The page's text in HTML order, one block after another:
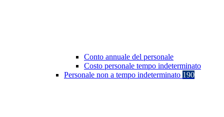
Conto annuale del personale
Costo personale tempo indeterminato
Personale non a tempo indeterminato 190